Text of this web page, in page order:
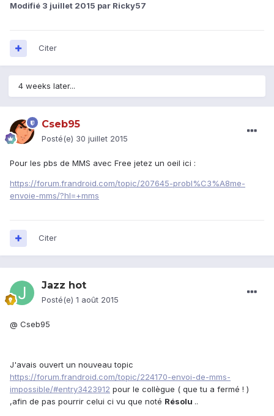
Modifié 3 juillet 2015 par Ricky57
Citer
4 weeks later...
Cseb95
Posté(e) 30 juillet 2015
Pour les pbs de MMS avec Free jetez un oeil ici :
https://forum.frandroid.com/topic/207645-probl%C3%A8me-
envoie-mms/?hl=+mms
Citer
Jazz hot
Posté(e) 1 août 2015
@ Cseb95
J'avais ouvert un nouveau topic
https://forum.frandroid.com/topic/224170-envoi-de-mms-
impossible/#entry3423912 pour le collègue ( que tu a fermé ! )
,afin de pas pourrir celui ci vu que noté Résolu ..